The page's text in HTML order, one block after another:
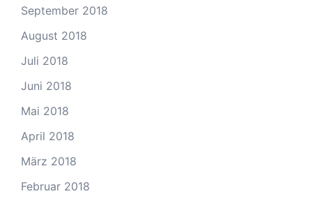
September 2018
August 2018
Juli 2018
Juni 2018
Mai 2018
April 2018
März 2018
Februar 2018